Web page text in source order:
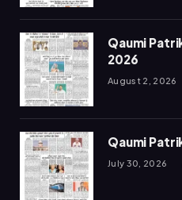
Qaumi
2026
August 2, 2026
Qaumi
July 30, 2026